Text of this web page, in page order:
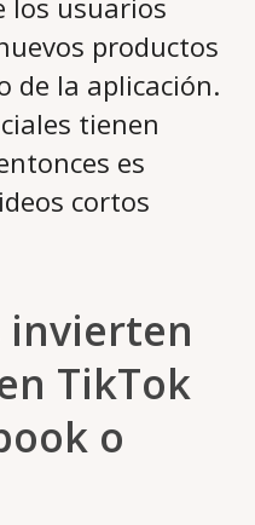
los usuarios
productos
de la aplicación.
tienen
es
cortos
invierten
TikTok
o